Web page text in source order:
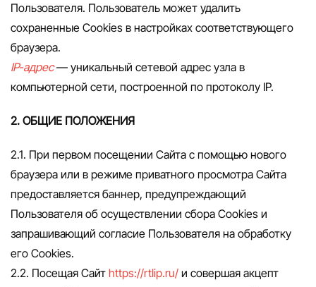
Пользователя. Пользователь может удалить
сохраненные Сookies в настройках соответствующего
браузера.
IP-адрес— уникальный сетевой адрес узла в
компьютерной сети, построенной по протоколу IP.
2. ОБЩИЕ ПОЛОЖЕНИЯ
2.1. При первом посещении Сайта с помощью нового
браузера или в режиме приватного просмотра Сайта
предоставляется баннер, предупреждающий
Пользователя об осуществлении сбора Сookies и
запрашивающий согласие Пользователя на обработку
его Сookies.
2.2. Посещая Сайт https://rtlip.ru/ и совершая акцепт